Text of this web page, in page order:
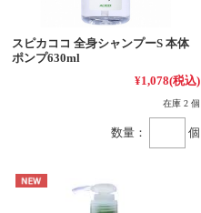
スピカココ 全身シャンプーS 本体
ポンプ630ml
¥1,078(税込)
在庫 2 個
数量： 個